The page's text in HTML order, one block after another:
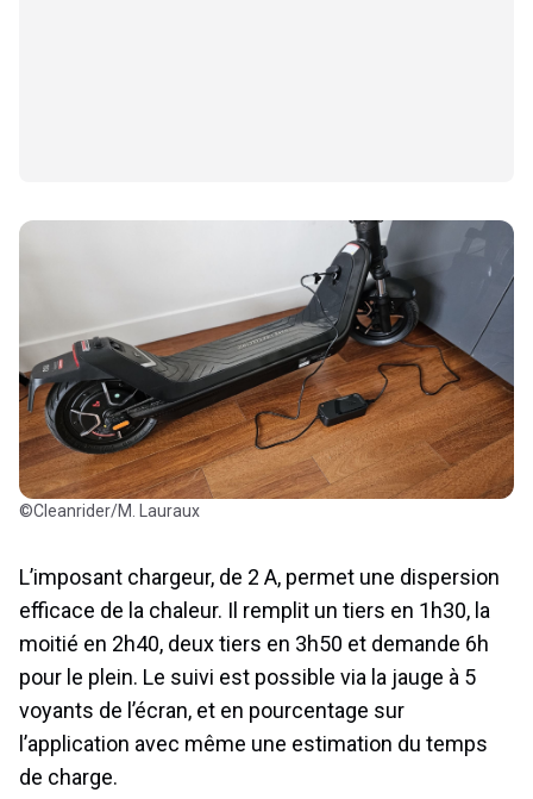
©Cleanrider/M. Lauraux
L’imposant chargeur, de 2 A, permet une dispersion
efficace de la chaleur. Il remplit un tiers en 1h30, la
moitié en 2h40, deux tiers en 3h50 et demande 6h
pour le plein. Le suivi est possible via la jauge à 5
voyants de l’écran, et en pourcentage sur
l’application avec même une estimation du temps
de charge.